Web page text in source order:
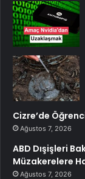
Cizre’de
Ağustos 7, 2026
ABD Dışişleri
Müzakerelere
Ağustos 7, 2026